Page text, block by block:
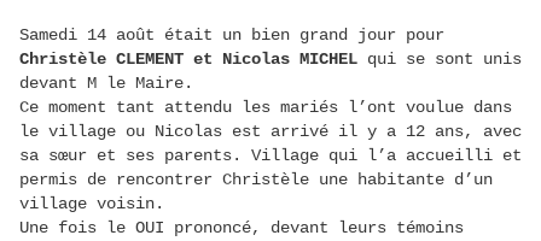
Samedi 14 août était un bien grand jour pour
Christèle CLEMENT et Nicolas MICHEL qui se sont unis
devant M le Maire.
Ce moment tant attendu les mariés l’ont voulue dans
le village ou Nicolas est arrivé il y a 12 ans, avec
sa sœur et ses parents. Village qui l’a accueilli et
permis de rencontrer Christèle une habitante d’un
village voisin.
Une fois le OUI prononcé, devant leurs témoins